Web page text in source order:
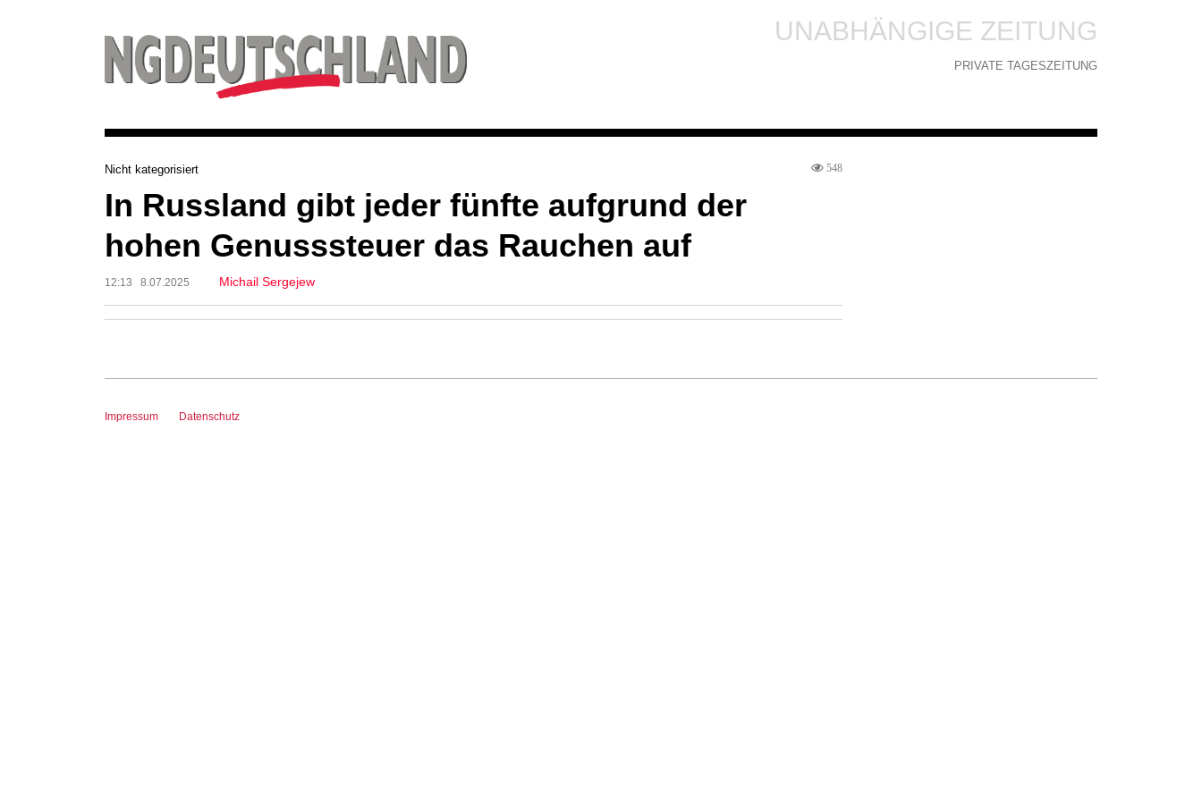
UNABHÄNGIGE ZEITUNG
PRIVATE TAGESZEITUNG
Nicht kategorisiert 548
In Russland gibt jeder fünfte aufgrund der
hohen Genusssteuer das Rauchen auf
12:13 8.07.2025 Michail Sergejew
Impressum Datenschutz